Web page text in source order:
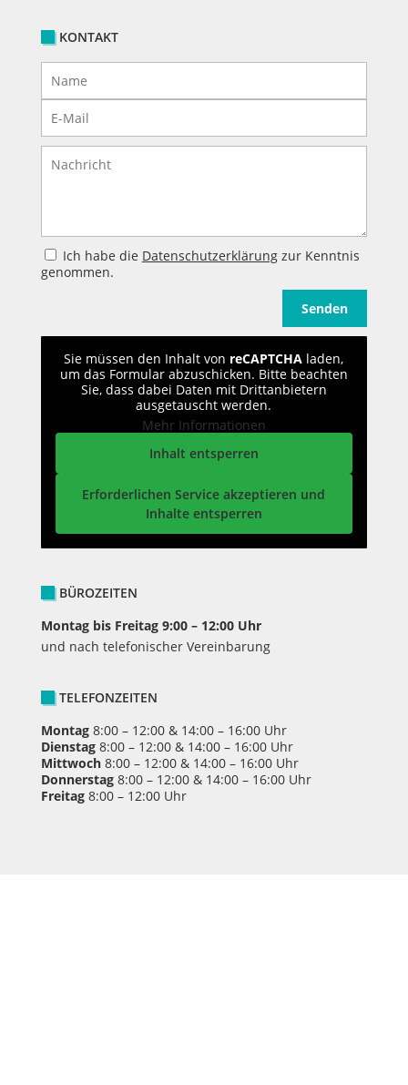
KONTAKT
Ich habe die Datenschutzerklärungzur Kenntnis
genommen.
Sie müssen den Inhalt von reCAPTCHA laden,
um das Formular abzuschicken. Bitte beachten
Sie, dass dabei Daten mit Drittanbietern
ausgetauscht werden.
Mehr Informationen
Inhalt entsperren
Erforderlichen Service akzeptieren und
Inhalte entsperren
BÜROZEITEN
Montag bis Freitag 9:00 – 12:00 Uhr
und nach telefonischer Vereinbarung
TELEFONZEITEN
Montag 8:00 – 12:00 & 14:00 – 16:00 Uhr
Dienstag8:00 – 12:00 & 14:00 – 16:00 Uhr
Mittwoch 8:00 – 12:00 & 14:00 – 16:00 Uhr
Donnerstag8:00 – 12:00 & 14:00 – 16:00 Uhr
Freitag8:00 – 12:00 Uhr